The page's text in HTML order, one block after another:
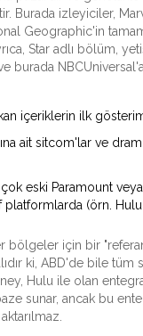
Burada izleyiciler,
Geographic'in
Star adlı bölüm,
ve burada
içeriklerin ilk
ait sitcom'lar ve
çok eski Paramount
platformlarda (örn.
bölgeler için bir
ki, ABD'de bile tüm
Hulu ile olan
sunar, ancak bu